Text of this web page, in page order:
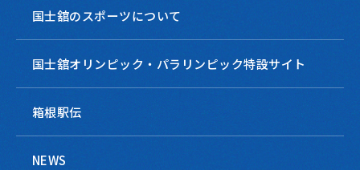
国士舘のスポーツについて
国士舘オリンピック・パラリンピック特設サイト
箱根駅伝
NEWS